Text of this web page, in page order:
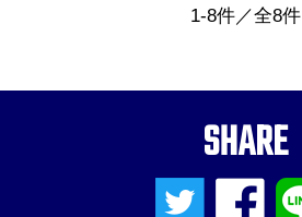
1-8件／全8件
SHARE